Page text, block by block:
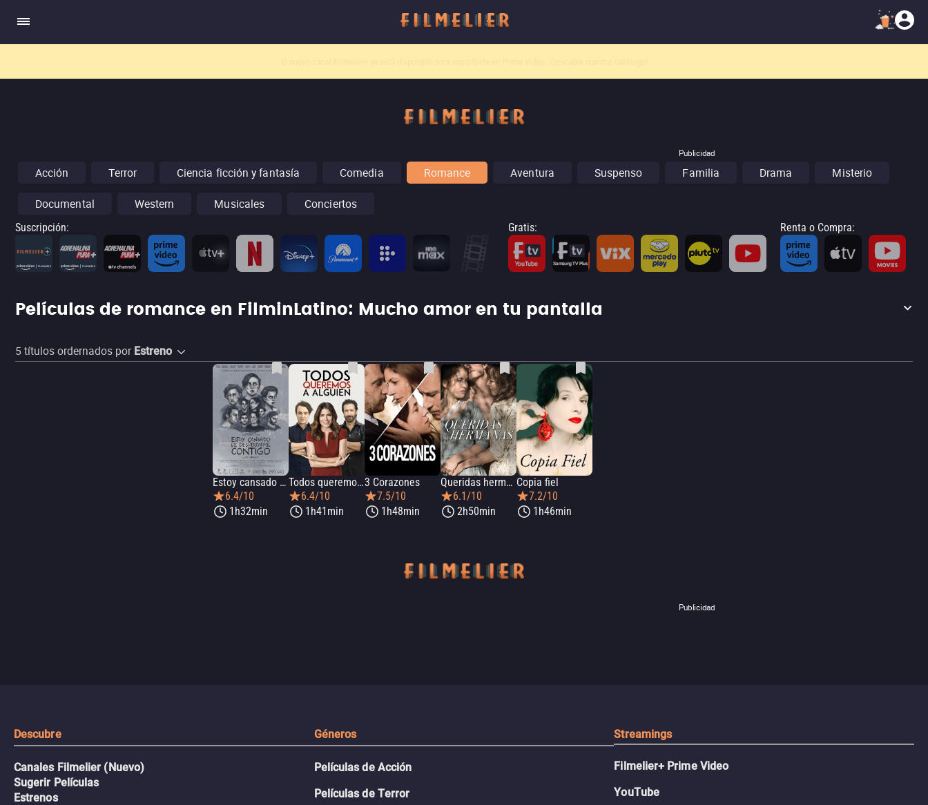
Publicidad
Acción Terror Ciencia ficción y fantasía Comedia Romance Aventura Suspenso Familia Drama Misterio
Documental Western Musicales Conciertos
Suscripción: Gratis: Renta o Compra:
Películas de romance en FilminLatino: Mucho amor en tu pantalla
5títulos ordernados por Estreno
Estoy cansado de despertarme contigo
6.4/10
1h32min
Todos queremos a alguien
6.4/10
1h41min
3 Corazones
7.5/10
1h48min
Queridas hermanas
6.1/10
2h50min
Copia fiel
7.2/10
1h46min
Publicidad
Descubre
Canales Filmelier (Nuevo)
Sugerir Películas
Estrenos
Géneros
Películas de Acción
Películas de Terror
Streamings
Filmelier+ Prime Video
YouTube